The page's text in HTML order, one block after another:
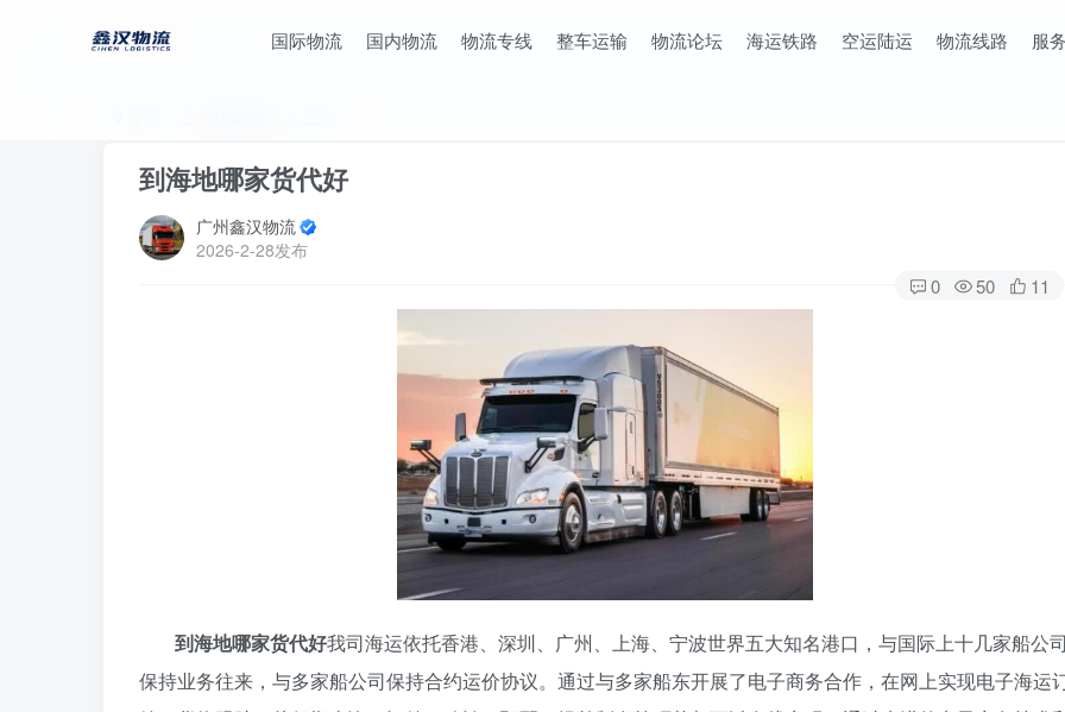
国际物流 国内物流 物流专线 整车运输 物流论坛 海运铁路 空运陆运 物流线路 服
到海地哪家货代好
广州鑫汉物流
2026-2-28发布
0 50 11
到海地哪家货代好我司海运依托香港、深圳、广州、上海、宁波世界五大知名港口，与国际上十几家船公
保持业务往来，与多家船公司保持合约运价协议。通过与多家船东开展了电子商务合作，在网上实现电子海运